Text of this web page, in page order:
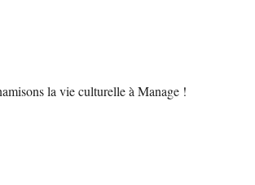
la vie culturelle à Manage !